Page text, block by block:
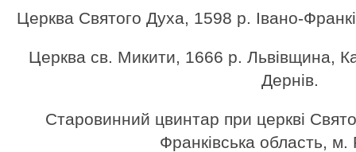
Церква Святого Духа, 1598 р. Івано-
Церква св. Микити, 1666 р. Львівщина,
Дернів.
Старовинний цвинтар при церкві
Франківська область, м.